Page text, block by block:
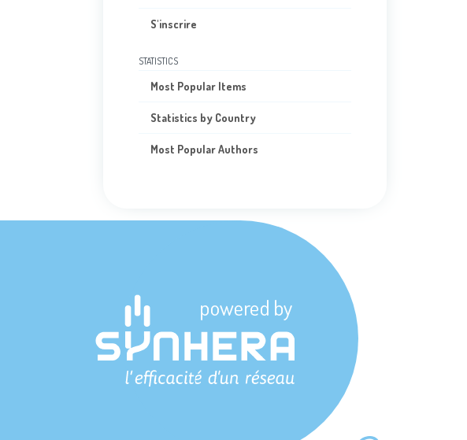
S'inscrire
STATISTICS
Most Popular Items
Statistics by Country
Most Popular Authors